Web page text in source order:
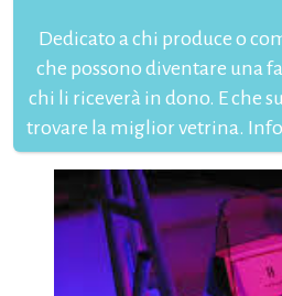
Dedicato a chi produce o
che possono diventare una
chi li riceverà in dono. E che
trovare la miglior vetrina.